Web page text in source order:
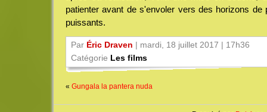
patienter avant de s'envoler vers des horizons de
puissants.
Par Éric Draven | mardi, 18 juillet 2017 | 17h36
Catégorie Les films
« Gungala la pantera nuda